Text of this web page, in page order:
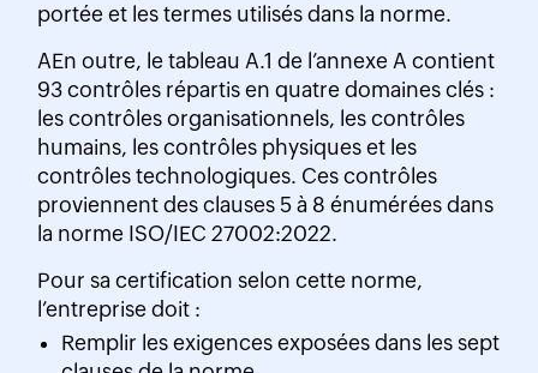
portée et les termes utilisés dans la norme.
AEn outre, le tableau A.1 de l’annexe A contient
93 contrôles répartis en quatre domaines clés :
les contrôles organisationnels, les contrôles
humains, les contrôles physiques et les
contrôles technologiques. Ces contrôles
proviennent des clauses 5 à 8 énumérées dans
la norme ISO/IEC 27002:2022.
Pour sa certification selon cette norme,
l’entreprise doit :
Remplir les exigences exposées dans les sept